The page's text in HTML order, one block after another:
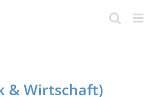
& Wirtschaft)